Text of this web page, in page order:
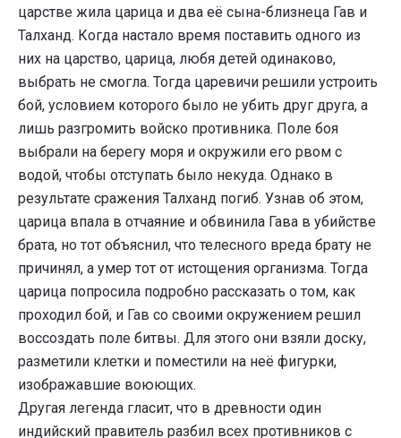
царстве жила царица и два её сына-близнеца Гав и
Талханд. Когда настало время поставить одного из
них на царство, царица, любя детей одинаково,
выбрать не смогла. Тогда царевичи решили устроить
бой, условием которого было не убить друг друга, а
лишь разгромить войско противника. Поле боя
выбрали на берегу моря и окружили его рвом с
водой, чтобы отступать было некуда. Однако в
результате сражения Талханд погиб. Узнав об этом,
царица впала в отчаяние и обвинила Гава в убийстве
брата, но тот объяснил, что телесного вреда брату не
причинял, а умер тот от истощения организма. Тогда
царица попросила подробно рассказать о том, как
проходил бой, и Гав со своими окружением решил
воссоздать поле битвы. Для этого они взяли доску,
разметили клетки и поместили на неё фигурки,
изображавшие воюющих.
Другая легенда гласит, что в древности один
индийский правитель разбил всех противников с